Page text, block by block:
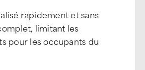
rapidement et sans
limitant les
pour les occupants du